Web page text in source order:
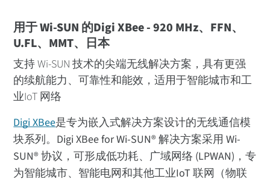
用于 Wi-SUN 的Digi XBee - 920 MHz、FFN、
U.FL、MMT、日本
支持 Wi-SUN 技术的尖端无线解决方案，具有更强
的续航能力、可靠性和能效，适用于智能城市和工
业IoT 网络
Digi XBee是专为嵌入式解决方案设计的无线通信模
块系列。Digi XBee for Wi-SUN® 解决方案采用 Wi-
SUN® 协议，可形成低功耗、广域网络 (LPWAN)，专
为智能城市、智能电网和其他工业IoT 联网（物联